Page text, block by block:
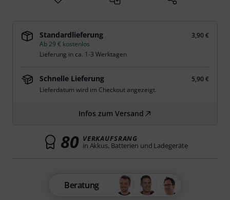
Standardlieferung
3,90 €
Ab 29 € kostenlos
Lieferung in ca. 1-3 Werktagen
Schnelle Lieferung
5,90 €
Lieferdatum wird im Checkout angezeigt.
Infos zum Versand
80 VERKAUFSRANG
in Akkus, Batterien und Ladegeräte
Beratung